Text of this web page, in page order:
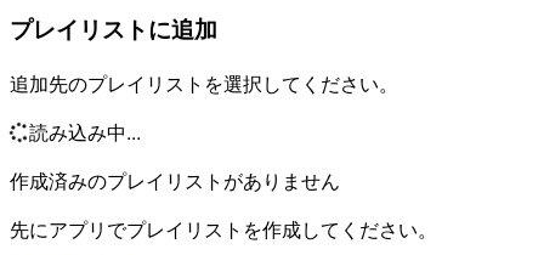
プレイリストに追加
追加先のプレイリストを選択してください。
読み込み中...
作成済みのプレイリストがありません
先にアプリでプレイリストを作成してください。